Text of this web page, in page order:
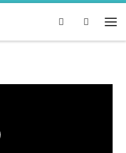
Search